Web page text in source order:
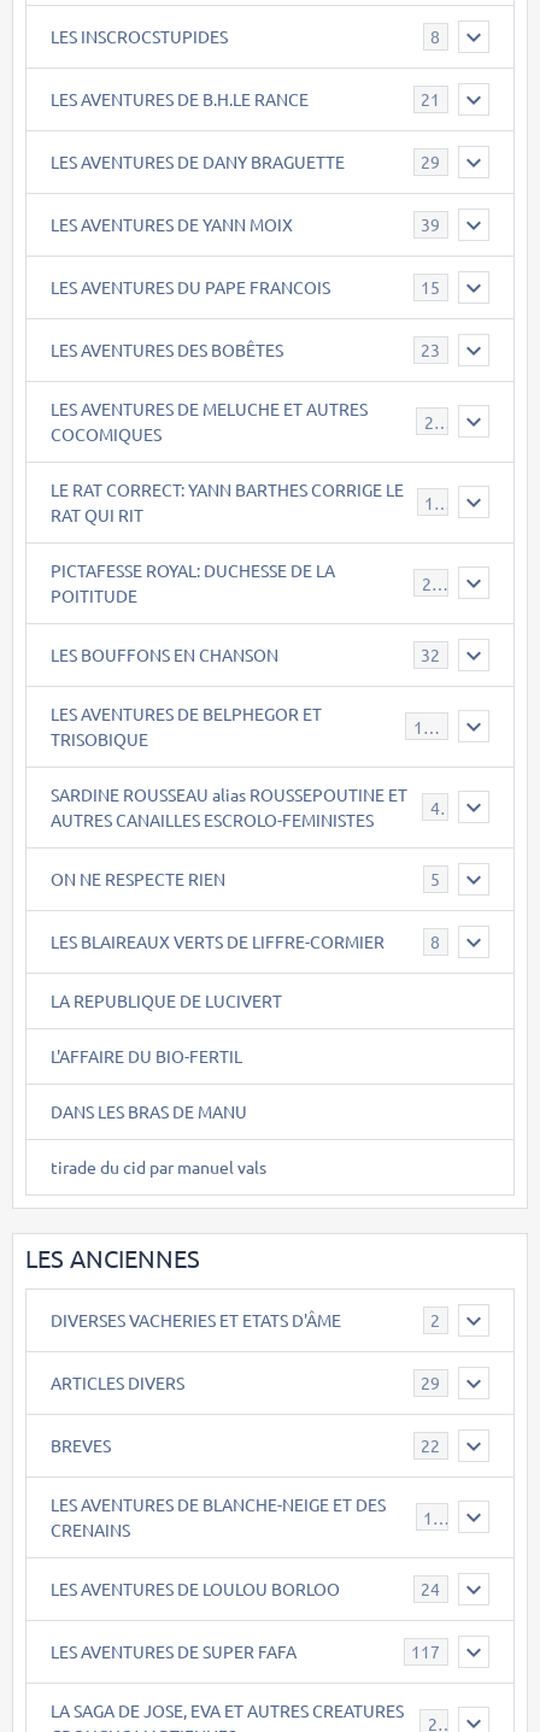
LES INSCROCSTUPIDES 8
LES AVENTURES DE B.H.LE RANCE 21
LES AVENTURES DE DANY BRAGUETTE 29
LES AVENTURES DE YANN MOIX 39
LES AVENTURES DU PAPE FRANCOIS 15
LES AVENTURES DES BOBÊTES 23
LES AVENTURES DE MELUCHE ET AUTRES
COCOMIQUES
22
LE RAT CORRECT: YANN BARTHES CORRIGE LE
RAT QUI RIT
15
PICTAFESSE ROYAL: DUCHESSE DE LA
POITITUDE
23
LES BOUFFONS EN CHANSON 32
LES AVENTURES DE BELPHEGOR ET
TRISOBIQUE
147
SARDINE ROUSSEAU alias ROUSSEPOUTINE ET
AUTRES CANAILLES ESCROLO-FEMINISTES
40
ON NE RESPECTE RIEN 5
LES BLAIREAUX VERTS DE LIFFRE-CORMIER 8
LA REPUBLIQUE DE LUCIVERT
L'AFFAIRE DU BIO-FERTIL
DANS LES BRAS DE MANU
tirade du cid par manuel vals
LES ANCIENNES
DIVERSES VACHERIES ET ETATS D'ÂME 2
ARTICLES DIVERS 29
BREVES 22
LES AVENTURES DE BLANCHE-NEIGE ET DES
CRENAINS
17
LES AVENTURES DE LOULOU BORLOO 24
LES AVENTURES DE SUPER FAFA 117
LA SAGA DE JOSE, EVA ET AUTRES CREATURES
26